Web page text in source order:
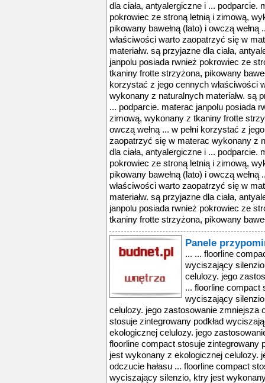
dla ciała, antyalergiczne i ... podparcie.
pokrowiec ze stroną letnią i zimową,
pikowany bawełną (lato) i owczą
właściwości warto zaopatrzyć się w
materiałw. są przyjazne dla ciała,
janpolu posiada rwnież pokrowiec ze
tkaniny frotte strzyżona, pikowany
korzystać z jego cennych właściwości
wykonany z naturalnych materiałw. są
... podparcie. materac janpolu posiada
zimową, wykonany z tkaniny frotte
owczą wełną ... w pełni korzystać z
zaopatrzyć się w materac wykonany z
dla ciała, antyalergiczne i ... podparcie.
pokrowiec ze stroną letnią i zimową,
pikowany bawełną (lato) i owczą
właściwości warto zaopatrzyć się w
materiałw. są przyjazne dla ciała,
janpolu posiada rwnież pokrowiec ze
tkaniny frotte strzyżona, pikowany
Panele
... ... floorline
wyciszający
celulozy. jego
... floorline compact
wyciszający
celulozy. jego zastosowanie zmniejsza
stosuje zintegrowany podkład
ekologicznej celulozy. jego
floorline compact stosuje zintegrowany
jest wykonany z ekologicznej celulozy.
odczucie hałasu ... floorline compact
wyciszający silenzio, ktry jest